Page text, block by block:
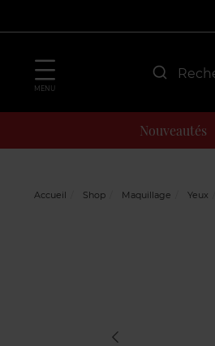
MENU
Nouveautés
Accueil Shop Maquillage Yeux